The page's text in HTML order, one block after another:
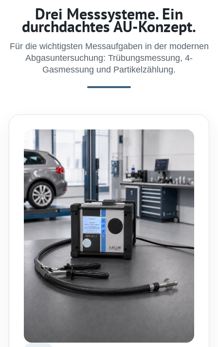
Drei Messsysteme. Ein
durchdachtes AU-Konzept.
Für die wichtigsten Messaufgaben in der modernen
Abgasuntersuchung: Trübungsmessung, 4-
Gasmessung und Partikelzählung.